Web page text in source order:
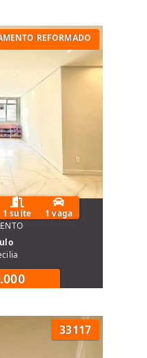
REFORMADO
1 suíte
1 vaga
33117